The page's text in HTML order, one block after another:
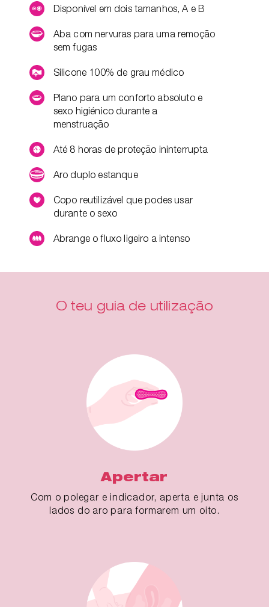
Disponível em dois tamanhos, A e B
Aba com nervuras para uma remoção
sem fugas
Silicone 100% de grau médico
Plano para um conforto absoluto e
sexo higiénico durante a
menstruação
Até 8 horas de proteção ininterrupta
Aro duplo estanque
Copo reutilizável que podes usar
durante o sexo
Abrange o fluxo ligeiro a intenso
O teu guia de utilização
Apertar
Com o polegar e indicador, aperta e junta os
lados do aro para formarem um oito.